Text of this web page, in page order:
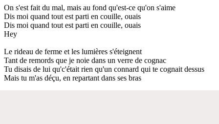
On s'est fait du mal, mais au fond qu'est-ce qu'on s'aime
Dis moi quand tout est parti en couille, ouais
Dis moi quand tout est parti en couille, ouais
Hey
Le rideau de ferme et les lumières s'éteignent
Tant de remords que je noie dans un verre de cognac
Tu disais de lui qu'c'était rien qu'un connard qui te cognait dessus
Mais tu m'as déçu, en repartant dans ses bras